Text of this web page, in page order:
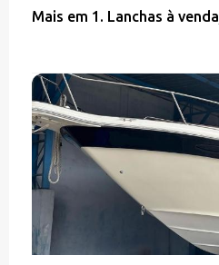
Mais em 1. Lanchas à venda